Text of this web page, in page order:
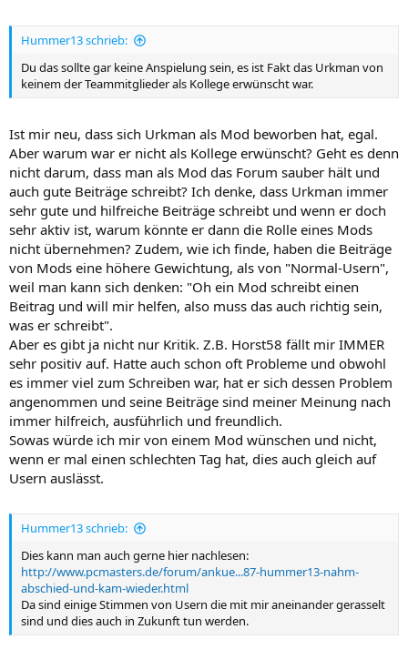
Hummer13 schrieb:
Du das sollte gar keine Anspielung sein, es ist Fakt das Urkman von
keinem der Teammitglieder als Kollege erwünscht war.
Ist mir neu, dass sich Urkman als Mod beworben hat, egal.
Aber warum war er nicht als Kollege erwünscht? Geht es denn
nicht darum, dass man als Mod das Forum sauber hält und
auch gute Beiträge schreibt? Ich denke, dass Urkman immer
sehr gute und hilfreiche Beiträge schreibt und wenn er doch
sehr aktiv ist, warum könnte er dann die Rolle eines Mods
nicht übernehmen? Zudem, wie ich finde, haben die Beiträge
von Mods eine höhere Gewichtung, als von "Normal-Usern",
weil man kann sich denken: "Oh ein Mod schreibt einen
Beitrag und will mir helfen, also muss das auch richtig sein,
was er schreibt".
Aber es gibt ja nicht nur Kritik. Z.B. Horst58 fällt mir IMMER
sehr positiv auf. Hatte auch schon oft Probleme und obwohl
es immer viel zum Schreiben war, hat er sich dessen Problem
angenommen und seine Beiträge sind meiner Meinung nach
immer hilfreich, ausführlich und freundlich.
Sowas würde ich mir von einem Mod wünschen und nicht,
wenn er mal einen schlechten Tag hat, dies auch gleich auf
Usern auslässt.
Hummer13 schrieb:
Dies kann man auch gerne hier nachlesen:
http://www.pcmasters.de/forum/ankue...87-hummer13-nahm-
abschied-und-kam-wieder.html
Da sind einige Stimmen von Usern die mit mir aneinander gerasselt
sind und dies auch in Zukunft tun werden.